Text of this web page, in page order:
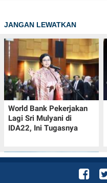
JANGAN LEWATKAN
World Bank Pekerjakan
Lagi Sri Mulyani di
IDA22, Ini Tugasnya